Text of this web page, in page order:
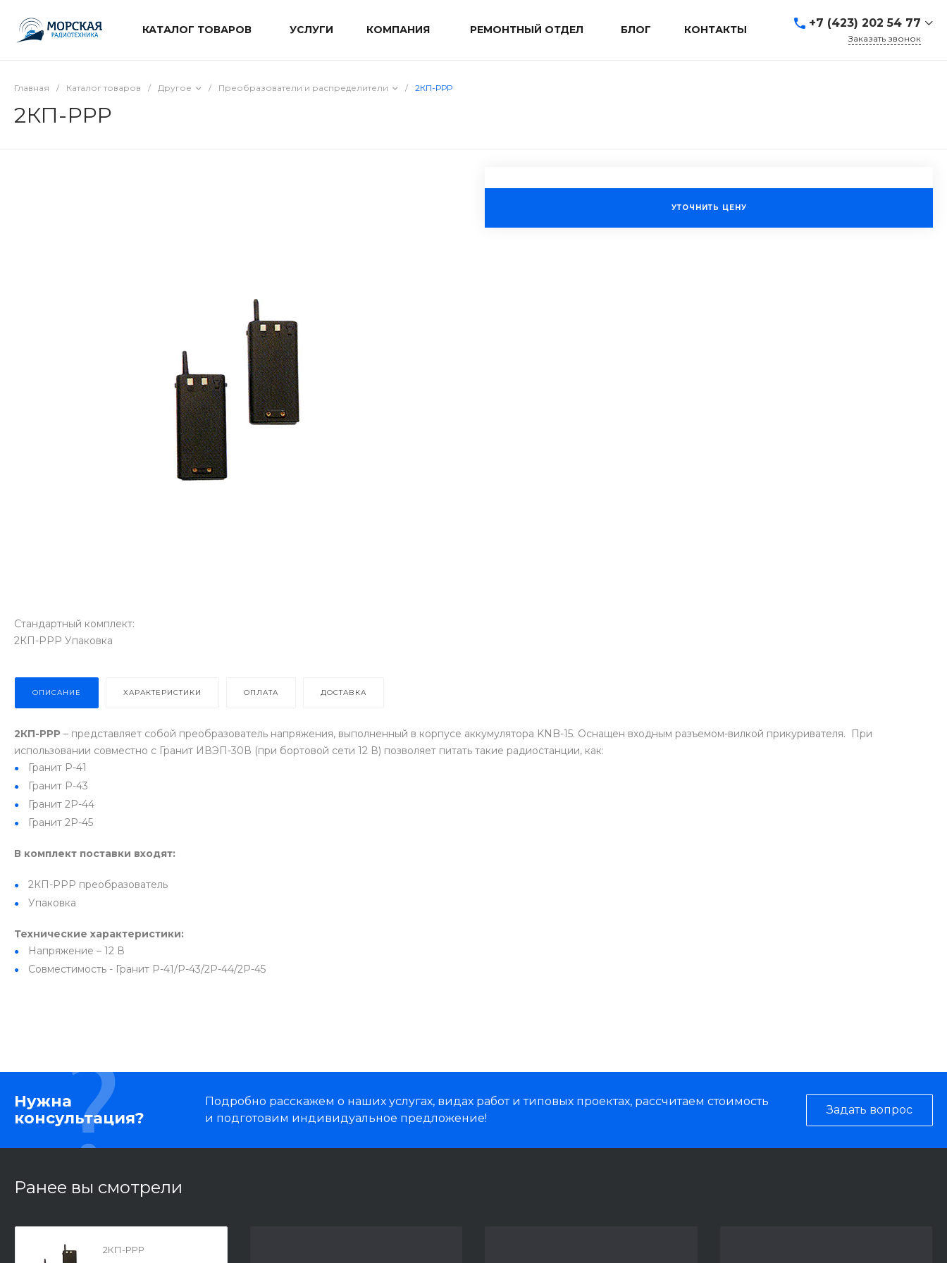
КАТАЛОГ ТОВАРОВ УСЛУГИ КОМПАНИЯ РЕМОНТНЫЙ ОТДЕЛ БЛОГ КОНТАКТЫ +7 (423) 202 54 77
Заказать звонок
Главная / Каталог товаров / Другое / Преобразователи и распределители / 2КП-РРР
2КП-РРР
Стандартный комплект:
2КП-РРР Упаковка
УТОЧНИТЬ ЦЕНУ
ОПИСАНИЕ ХАРАКТЕРИСТИКИ ОПЛАТА ДОСТАВКА
2КП-РРР – представляет собой преобразователь напряжения, выполненный в корпусе аккумулятора KNB-15. Оснащен входным разъемом-вилкой прикуривателя. При
использовании совместно с Гранит ИВЭП-30В (при бортовой сети 12 В) позволяет питать такие радиостанции, как:
Гранит Р-41
Гранит Р-43
Гранит 2Р-44
Гранит 2Р-45
В комплект поставки входят:
2КП-РРР преобразователь
Упаковка
Технические характеристики:
Напряжение – 12 В
Совместимость - Гранит Р-41/Р-43/2Р-44/2Р-45
Нужна
консультация?
Подробно расскажем о наших услугах, видах работ и типовых проектах, рассчитаем стоимость
и подготовим индивидуальное предложение!
Задать вопрос
Ранее вы смотрели
2КП-РРР